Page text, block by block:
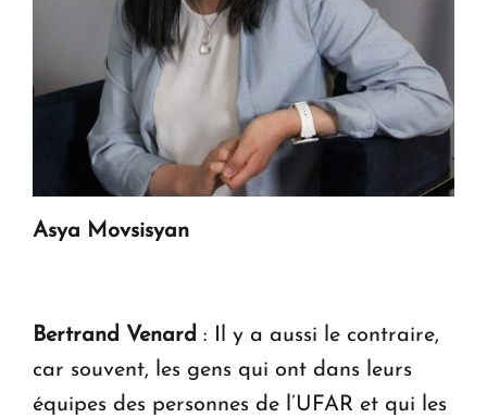
Asya Movsisyan
Bertrand Venard : Il y a aussi le contraire,
car souvent, les gens qui ont dans leurs
équipes des personnes de l’UFAR et qui les